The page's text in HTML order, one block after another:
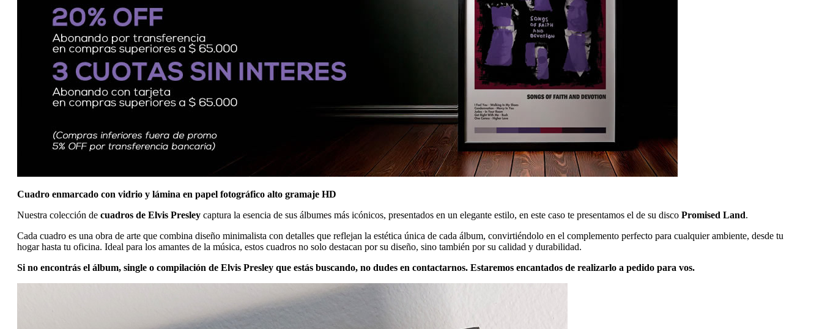
Cuadro enmarcado con vidrio y lámina en papel fotográfico alto gramaje HD
Nuestra colección de cuadros de Elvis Presley captura la esencia de sus álbumes más icónicos, presentados en un elegante estilo, en este caso te presentamos el de su disco Promised Land.
Cada cuadro es una obra de arte que combina diseño minimalista con detalles que reflejan la estética única de cada álbum, convirtiéndolo en el complemento perfecto para cualquier ambiente, desde tu
hogar hasta tu oficina. Ideal para los amantes de la música, estos cuadros no solo destacan por su diseño, sino también por su calidad y durabilidad.
Si no encontrás el álbum, single o compilación de Elvis Presley que estás buscando, no dudes en contactarnos. Estaremos encantados de realizarlo a pedido para vos.